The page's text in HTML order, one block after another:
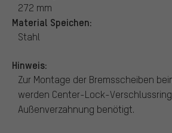
272 mm
Material Speichen:
Stahl
Hinweis:
Zur Montage der Bremsscheiben
werden Center-Lock-
Außenverzahnung benötigt.